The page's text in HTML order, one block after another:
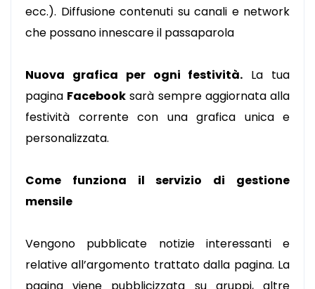
ecc.). Diffusione contenuti su canali e network
che possano innescare il passaparola
Nuova grafica per ogni festività. La tua
pagina Facebook sarà sempre aggiornata alla
festività corrente con una grafica unica e
personalizzata.
Come funziona il servizio di gestione
mensile
Vengono pubblicate notizie interessanti e
relative all’argomento trattato dalla pagina. La